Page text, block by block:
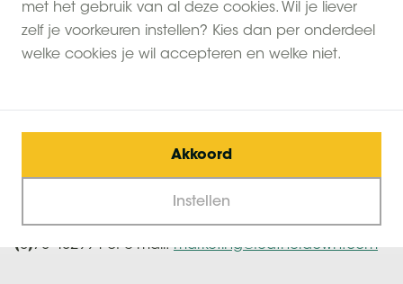
met het gebruik van al deze cookies. Wil je liever
zelf je voorkeuren instellen? Kies dan per onderdeel
welke cookies je wil accepteren en welke niet.
Akkoord
Instellen
journalisten, bloggers en vloggers om onze mooie
accommodaties op de boerderij zelf te komen
ervaren.
Ben je journalist of professioneel (v/b)logger en heb
je interesse om kennis te maken met de BoerenBed
beleving of heb je een andere marketing
gerelateerde vraag?
Neem contact met ons op via telefoonnummer +32
(0)78 482994 of e-mail: marketing@featherdown.com